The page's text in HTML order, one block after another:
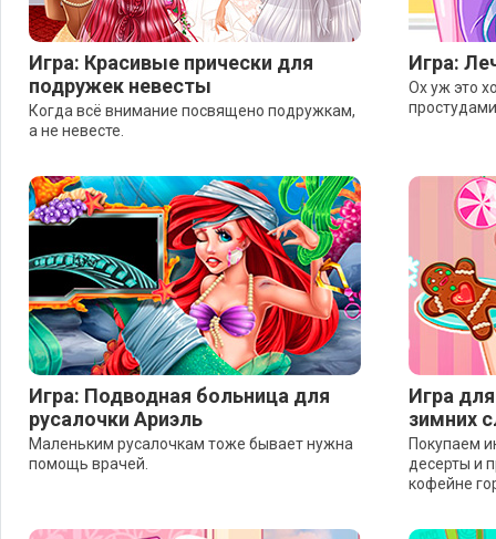
Игра: Красивые прически для
подружек невесты
Когда всё внимание посвящено подружкам,
а не невесте.
Игра:
Ох уж это
Игра: Подводная больница для
русалочки Ариэль
Маленьким русалочкам тоже бывает нужна
помощь врачей.
Игра
зимних
Покупаем
десерты и
кофейне